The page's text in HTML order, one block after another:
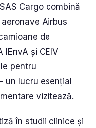
Cargo combină
Airbus
de
IEnvA și CEIV
pentru
lucru esențial
vizitează.
în studii clinice și